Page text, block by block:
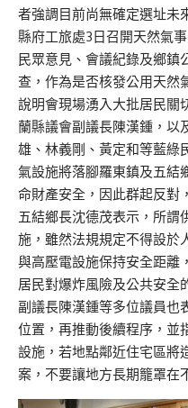
者強調目前尚無確定選址未
縣府工旅處3日召開天然氣
民眾意見、會議紀錄及鄉鎮
查，作為是否核發公用天然
說明會現場湧入大批居民關
蘭縣議會副議長陳漢鍾，以
雄、林義剛、黃定和等藍綠
氣設施將落腳羅東鎮及五結
命財產安全，因此群起反對
五結鄉長沈德茂表示，所謂
施，雖然法規規定不得設於
與高壓電設施保持安全距離
居民對爆炸風險及公共安全
副議長陳漢鍾等多位議員也
位置，再推動後續程序，並
設施，若地點鄰近住宅區將
案，不要讓地方長期籠罩在